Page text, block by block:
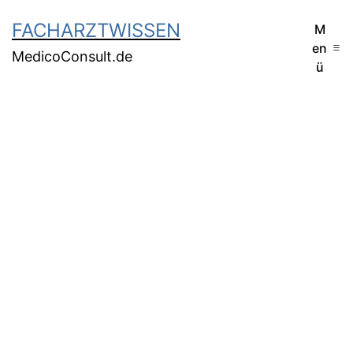
FACHARZTWISSEN
MedicoConsult.de
M
en
ü